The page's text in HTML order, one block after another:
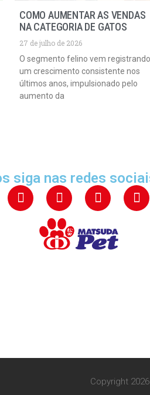
COMO AUMENTAR AS VENDAS
NA CATEGORIA DE GATOS
27 de julho de 2026
O segmento felino vem registrando
um crescimento consistente nos
últimos anos, impulsionado pelo
aumento da
siga nas redes
Copyright